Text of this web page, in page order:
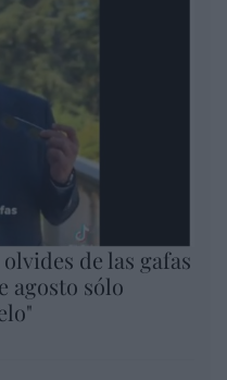
de las gafas
agosto sólo